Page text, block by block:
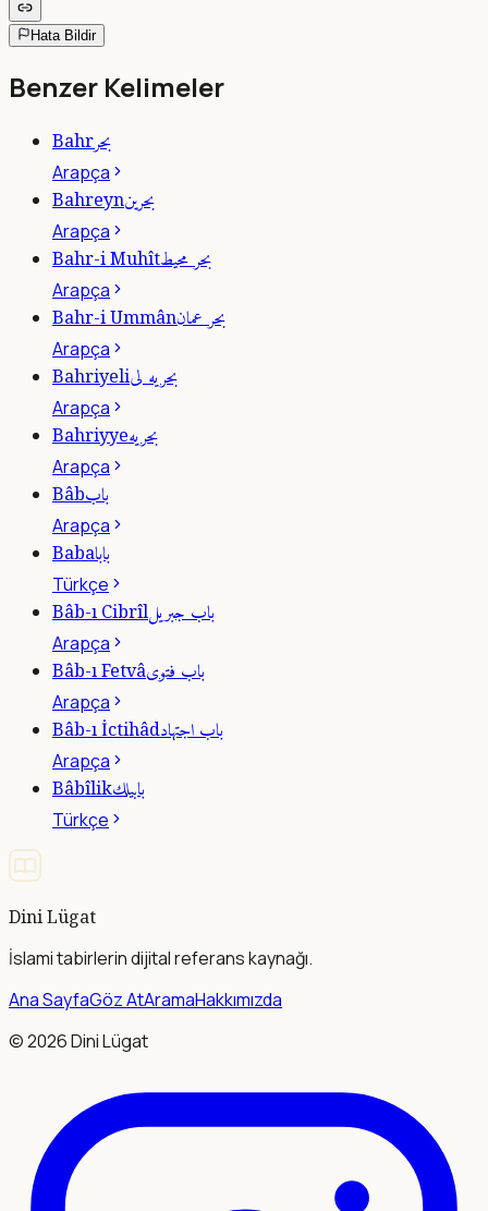
Hata Bildir
Benzer Kelimeler
Bahrبحر
Arapça
Bahreynبحرين
Arapça
Bahr-i Muhîtبحر محيط
Arapça
Bahr-i Ummânبحر عمان
Arapça
Bahriyeliبحريه لى
Arapça
Bahriyyeبحريه
Arapça
Bâbباب
Arapça
Babaبابا
Türkçe
Bâb-ı Cibrîlباب جبريل
Arapça
Bâb-ı Fetvâباب فتوى
Arapça
Bâb-ı İctihâdباب اجتهاد
Arapça
Bâbîlikبابيلك
Türkçe
Dini Lügat
İslami tabirlerin dijital referans kaynağı.
Ana SayfaGöz AtAramaHakkımızda
©2026Dini Lügat